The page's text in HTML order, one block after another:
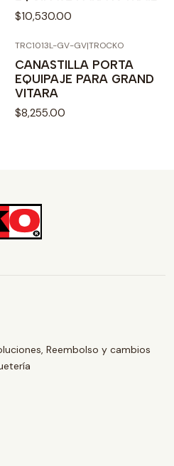
$10,530.00
TRC1013L-GV-GV|TROCKO
CANASTILLA PORTA
EQUIPAJE PARA GRAND
VITARA
$8,255.00
Reembolso y cambios